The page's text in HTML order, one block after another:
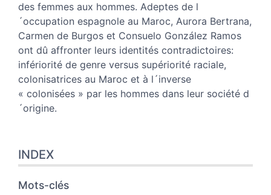
des femmes aux hommes. Adeptes de l
´occupation espagnole au Maroc, Aurora Bertrana,
Carmen de Burgos et Consuelo González Ramos
ont dû affronter leurs identités contradictoires:
infériorité de genre versus supériorité raciale,
colonisatrices au Maroc et à l´inverse
« colonisées » par les hommes dans leur société d
´origine.
INDEX
Mots-clés